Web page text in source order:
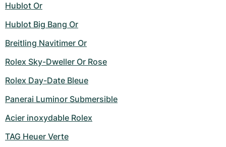
Hublot Or
Hublot Big Bang Or
Breitling Navitimer Or
Rolex Sky-Dweller Or Rose
Rolex Day-Date Bleue
Panerai Luminor Submersible
Acier inoxydable Rolex
TAG Heuer Verte